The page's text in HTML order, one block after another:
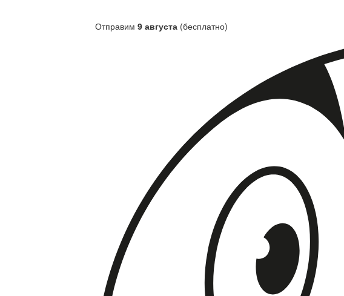
Отправим 9 августа (бесплатно)